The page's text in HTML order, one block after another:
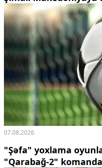
07.08.2026
"Şəfa" yoxlama
"Qarabağ-2"